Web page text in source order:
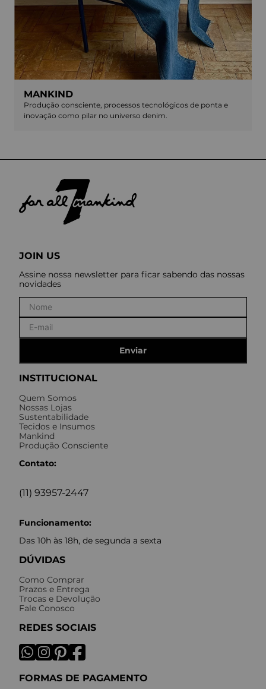
MANKIND
Produção consciente, processos tecnológicos de ponta e
inovação como pilar no universo denim.
INSTITUCIONAL
Quem Somos
Nossas Lojas
Sustentabilidade
Tecidos e Insumos
Mankind
Produção Consciente
Contato:
(11) 93957-2447
Funcionamento:
Das 10h às 18h, de segunda a sexta
DÚVIDAS
Como Comprar
Prazos e Entrega
Trocas e Devolução
Fale Conosco
REDES SOCIAIS
FORMAS DE PAGAMENTO
JOIN US
Assine nossa newsletter para ficar sabendo das nossas
novidades
Enviar